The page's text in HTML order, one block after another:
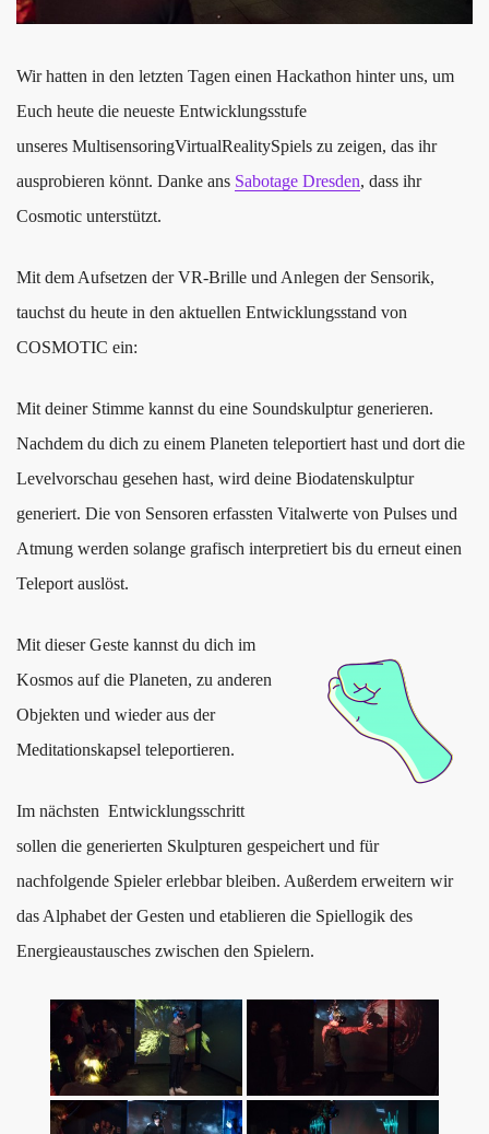
Wir hatten in den letzten Tagen einen Hackathon hinter uns, um
Euch heute die neueste Entwicklungsstufe
unseres MultisensoringVirtualRealitySpiels zu zeigen, das ihr
ausprobieren könnt. Danke ans Sabotage Dresden, dass ihr
Cosmotic unterstützt.
Mit dem Aufsetzen der VR-Brille und Anlegen der Sensorik,
tauchst du heute in den aktuellen Entwicklungsstand von
COSMOTIC ein:
Mit deiner Stimme kannst du eine Soundskulpturgenerieren.
Nachdem du dich zu einem Planeten teleportiert hast und dort die
Levelvorschau gesehen hast, wird deine Biodatenskulptur
generiert. Die von Sensoren erfassten Vitalwerte von Pulses und
Atmung werden solange grafisch interpretiert bis du erneut einen
Teleport auslöst.
Mit dieserGeste kannst du dich im
Kosmos auf die Planeten, zu anderen
Objekten und wiederaus der
Meditationskapsel teleportieren.
Im nächsten Entwicklungsschritt
sollen die generierten Skulpturen gespeichert und für
nachfolgende Spieler erlebbar bleiben. Außerdem erweitern wir
das Alphabet der Gesten und etablieren die Spiellogik des
Energieaustausches zwischen den Spielern.